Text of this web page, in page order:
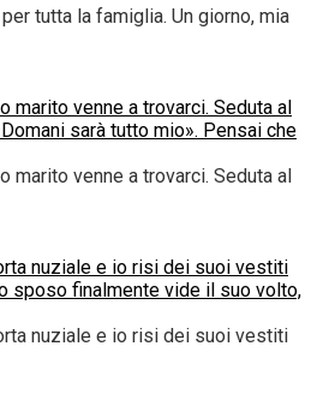
tutta la famiglia. Un giorno, mia
marito venne a trovarci. Seduta al
sarà tutto mio». Pensai che
marito venne a trovarci. Seduta al
nuziale e io risi dei suoi vestiti
sposo finalmente vide il suo volto,
nuziale e io risi dei suoi vestiti